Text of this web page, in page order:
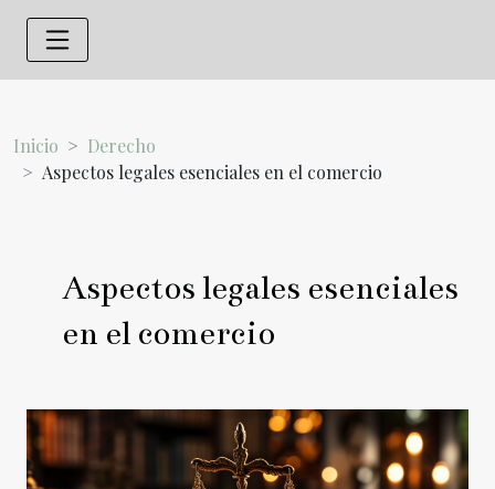
Inicio
Derecho
Aspectos legales esenciales en el comercio
Aspectos legales esenciales
en el comercio